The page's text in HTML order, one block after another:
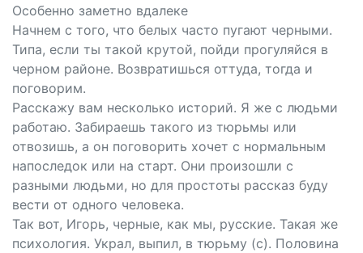
Особенно заметно вдалеке
Начнем с того, что белых часто пугают черными.
Типа, если ты такой крутой, пойди прогуляйся в
черном районе. Возвратишься оттуда, тогда и
поговорим.
Расскажу вам несколько историй. Я же с людьми
работаю. Забираешь такого из тюрьмы или
отвозишь, а он поговорить хочет с нормальным
напоследок или на старт. Они произошли с
разными людьми, но для простоты рассказ буду
вести от одного человека.
Так вот, Игорь, черные, как мы, русские. Такая же
психология. Украл, выпил, в тюрьму (с). Половина